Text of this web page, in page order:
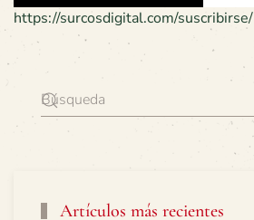
https://surcosdigital.com/suscribirse/
Artículos más recientes